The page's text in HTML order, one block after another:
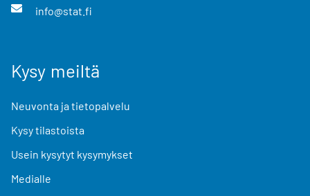
info@stat.fi
Kysy meiltä
Neuvonta ja tietopalvelu
Kysy tilastoista
Usein kysytyt kysymykset
Medialle